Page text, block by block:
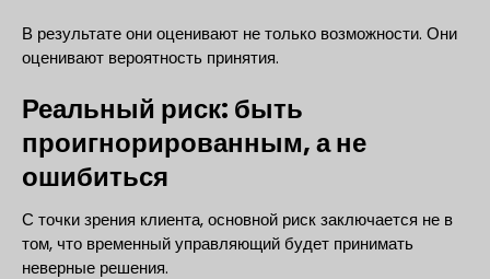
В результате они оценивают не только возможности. Они
оценивают вероятность принятия.
Реальный риск: быть
проигнорированным, а не
ошибиться
С точки зрения клиента, основной риск заключается не в
том, что временный управляющий будет принимать
неверные решения.